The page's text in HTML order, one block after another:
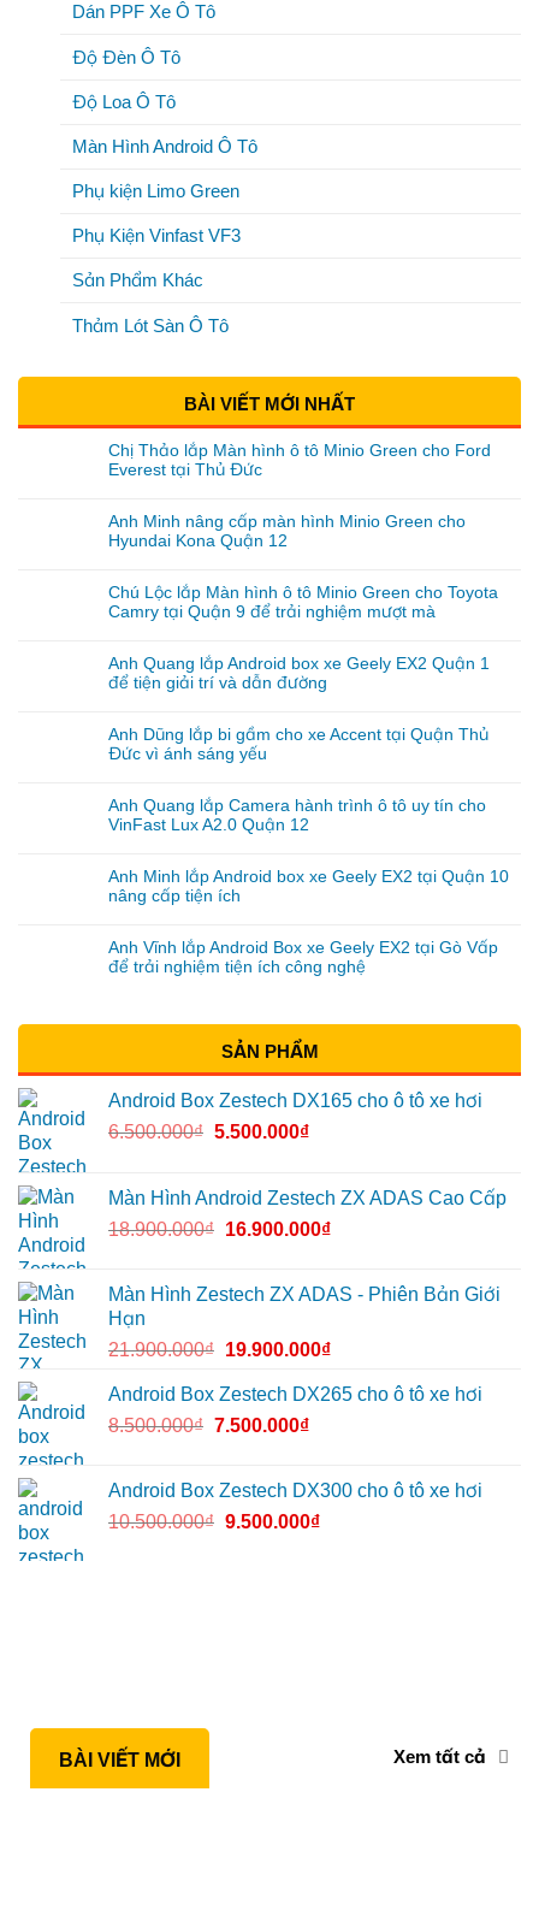
Dán PPF Xe Ô Tô
Độ Đèn Ô Tô
Độ Loa Ô Tô
Màn Hình Android Ô Tô
Phụ kiện Limo Green
Phụ Kiện Vinfast VF3
Sản Phẩm Khác
Thảm Lót Sàn Ô Tô
BÀI VIẾT MỚI NHẤT
Chị Thảo lắp Màn hình ô tô Minio Green cho Ford
Everest tại Thủ Đức
Anh Minh nâng cấp màn hình Minio Green cho
Hyundai Kona Quận 12
Chú Lộc lắp Màn hình ô tô Minio Green cho Toyota
Camry tại Quận 9 để trải nghiệm mượt mà
Anh Quang lắp Android box xe Geely EX2 Quận 1
để tiện giải trí và dẫn đường
Anh Dũng lắp bi gầm cho xe Accent tại Quận Thủ
Đức vì ánh sáng yếu
Anh Quang lắp Camera hành trình ô tô uy tín cho
VinFast Lux A2.0 Quận 12
Anh Minh lắp Android box xe Geely EX2 tại Quận 10
nâng cấp tiện ích
Anh Vĩnh lắp Android Box xe Geely EX2 tại Gò Vấp
để trải nghiệm tiện ích công nghệ
SẢN PHẨM
Android Box Zestech DX165 cho ô tô xe hơi
6.500.000₫ 5.500.000₫
Màn Hình Android Zestech ZX ADAS Cao Cấp
18.900.000₫ 16.900.000₫
Màn Hình Zestech ZX ADAS - Phiên Bản Giới
Hạn
21.900.000₫ 19.900.000₫
Android Box Zestech DX265 cho ô tô xe hơi
8.500.000₫ 7.500.000₫
Android Box Zestech DX300 cho ô tô xe hơi
10.500.000₫ 9.500.000₫
BÀI VIẾT MỚI Xem tất cả